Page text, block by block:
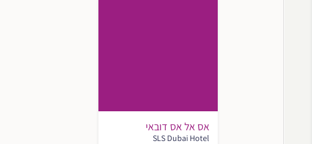
אס אל אס דובאי
SLS Dubai Hotel